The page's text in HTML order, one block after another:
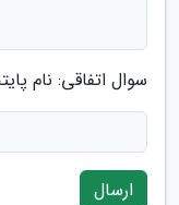
سوال اتفاقی: نام
ارسال